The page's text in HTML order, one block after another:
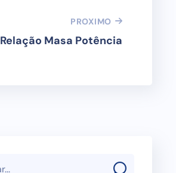
PROXIMO
Relação Masa Potência